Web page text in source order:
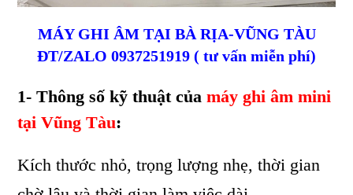
MÁY GHI ÂM TẠI BÀ RỊA-VŨNG TÀU
ĐT/ZALO 0937251919 ( tư vấn miễn phí)
1- Thông số kỹ thuật củamáy ghi âm mini
tại Vũng Tàu:
Kích thước nhỏ, trọng lượng nhẹ, thời gian